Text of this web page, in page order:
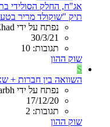
תיק "שוקולד מריר
נפתח על ידי stamEhad
30/3/21
תגובות: 10
שוק ההון
S
השוואה בין חברות +
נפתח על ידי shaharbh
17/12/20
תגובות: 2
שוק ההון